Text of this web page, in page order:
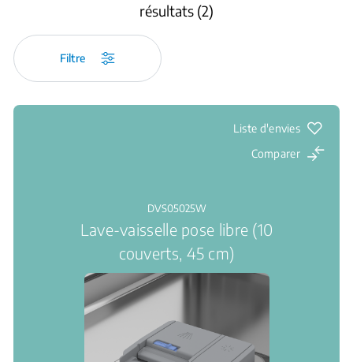
résultats (2)
Filtre
Liste d'envies
Comparer
DVS05025W
Lave-vaisselle pose libre (10
couverts, 45 cm)